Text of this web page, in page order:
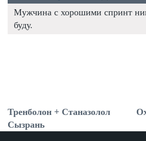
Мужчина с хорошими спринт
буду.
Тренболон + Станазолол
Сызрань